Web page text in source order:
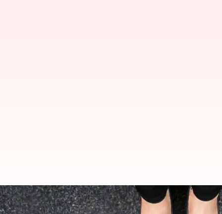
బంధం: ప్రతీ దానిలో మీ జీవిత